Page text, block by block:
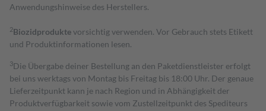
Anwendungshinweise des Herstellers.
2Biozidproduktevorsichtig verwenden. Vor Gebrauch stets Etikett
und Produktinformationen lesen.
3Die Übergabe deiner Bestellung an den Paketdienstleister erfolgt
bei uns werktags von Montag bis Freitag bis 18:00 Uhr. Der genaue
Lieferzeitpunkt kann je nach Region und in Abhängigkeit der
Produktverfügbarkeit sowie vom Zustellzeitpunkt des Spediteurs